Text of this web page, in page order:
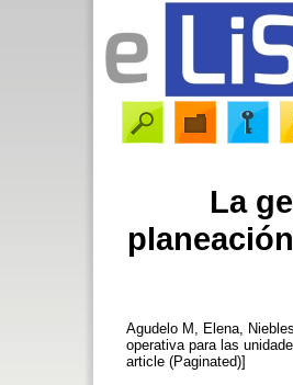
La
Agudelo M, Elena
operativa para las
article (Paginated)]